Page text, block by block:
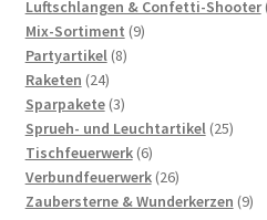
Luftschlangen & Confetti-Shooter
Mix-Sortiment 9
Partyartikel 8
Raketen 24
Sparpakete 3
Sprueh- und Leuchtartikel 25
Tischfeuerwerk 6
Verbundfeuerwerk 26
Zaubersterne & Wunderkerzen 9